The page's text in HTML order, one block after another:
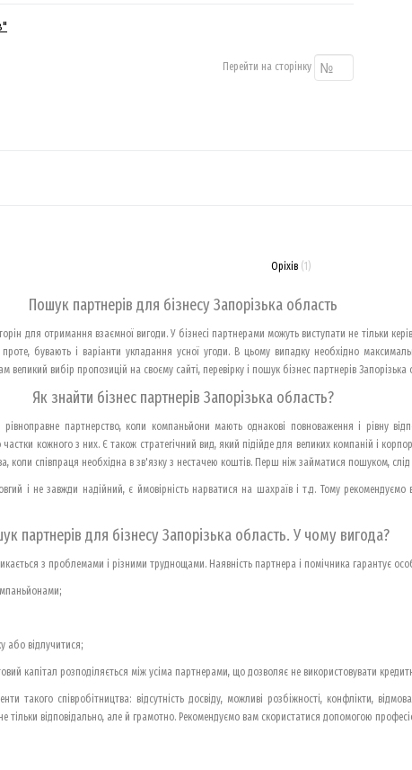
Перейти на сторінку
Оріхів (1)
Пошук партнерів для бізнесу Запорізька область
для отримання взаємної вигоди. У бізнесі партнерами можуть виступати не тільки
бувають і варіанти укладання усної угоди. В цьому випадку необхідно
великий вибір пропозицій на своєму сайті, перевірку і пошук бізнес партнерів
Як знайти бізнес партнерів Запорізька область?
рівноправне партнерство, коли компаньйони мають однакові повноваження і рівну
частки кожного з них. Є також стратегічний вид, який підійде для великих компаній і
коли співпраця необхідна в зв'язку з нестачею коштів. Перш ніж займатися пошуком,
і не завжди надійний, є ймовірність нарватися на шахраїв і т.д. Тому
партнерів для бізнесу Запорізька область. У чому вигода?
з проблемами і різними труднощами. Наявність партнера і помічника гарантує
або відлучитися;
капітал розподіляється між усіма партнерами, що дозволяє не використовувати
такого співробітництва: відсутність досвіду, можливі розбіжності, конфлікти,
відповідально, але й грамотно. Рекомендуємо вам скористатися допомогою